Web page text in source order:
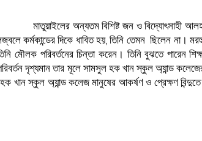
মাতুয়াইলের অন্যতম বিশিষ্ট জন ও বিদ্যোৎসাহী
কর্মকান্ডের দিকে ধাবিত হয়, তিনি তেমন ছিলেন
তিনি মৌলক পরিবর্তনের চিন্তা করেন। তিনি বুঝতে
দৃশ্যমান তার মূলে সামসুল হক খান স্কুল অ্যান্ড
স্কুল অ্যান্ড কলেজ মানুষের আকর্ষণ ও প্রেক্ষণ